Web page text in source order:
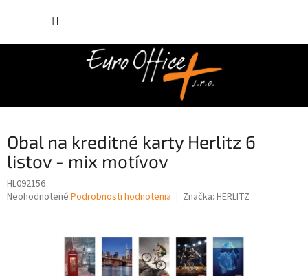
Obal na kreditné karty Herlitz 6
listov - mix motívov
HL092156
Priemerné
Neohodnotené Podrobnosti hodnotenia Značka: HERLITZ